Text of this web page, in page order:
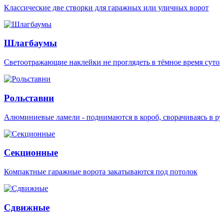
Классические две створки для гаражных или уличных ворот
Шлагбаумы
Светоотражающие наклейки не проглядеть в тёмное время
Рольставни
Алюминиевые ламели - поднимаются в короб, сворачиваясь в
Секционные
Компактные гаражные ворота закатываются под потолок
Сдвижные